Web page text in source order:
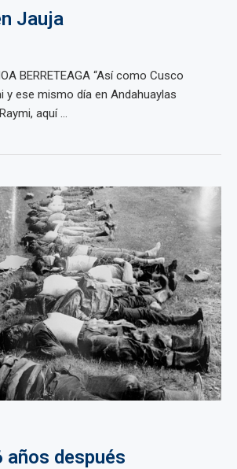
Jauja
BERRETEAGA “Así como Cusco
y ese mismo día en Andahuaylas
aquí ...
después